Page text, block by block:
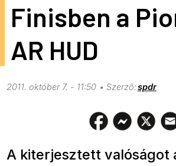
Finisben a
AR HUD
2011. október 7. - 11:50 spdr
A kiterjesztett valóságot